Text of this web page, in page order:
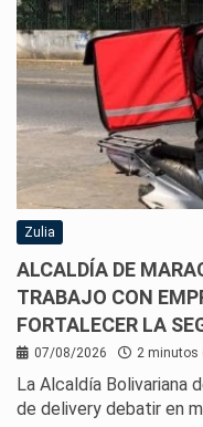
Zulia
ALCALDÍA DE
TRABAJO CON
FORTALECER LA
07/08/2026 2 minutos
La Alcaldía Bolivariana
de delivery debatir en